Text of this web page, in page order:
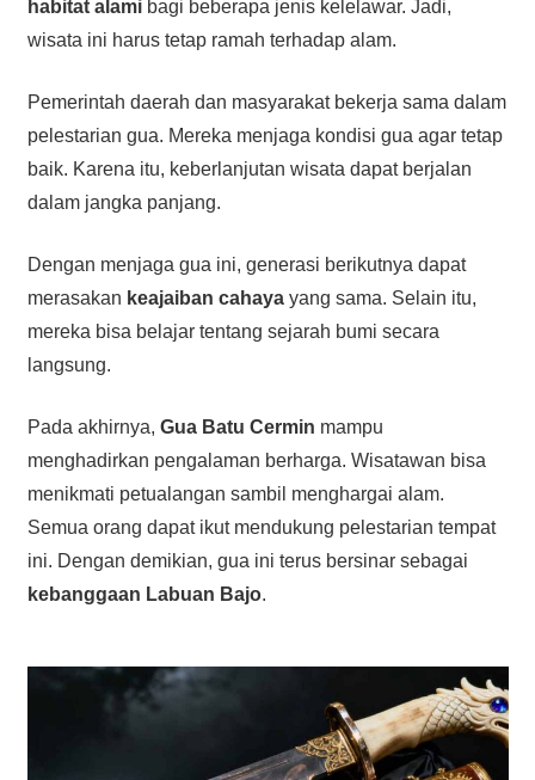
habitat alamibagi beberapa jenis kelelawar. Jadi,
wisata ini harus tetap ramah terhadap alam.
Pemerintah daerah dan masyarakat bekerja sama dalam
pelestarian gua. Mereka menjaga kondisi gua agar tetap
baik. Karena itu, keberlanjutan wisata dapat berjalan
dalam jangka panjang.
Dengan menjaga gua ini, generasi berikutnya dapat
merasakan keajaiban cahayayang sama. Selain itu,
mereka bisa belajar tentang sejarah bumi secara
langsung.
Pada akhirnya, Gua Batu Cermin mampu
menghadirkan pengalaman berharga. Wisatawan bisa
menikmati petualangan sambil menghargai alam.
Semua orang dapat ikut mendukung pelestarian tempat
ini. Dengan demikian, gua ini terus bersinar sebagai
kebanggaan Labuan Bajo.